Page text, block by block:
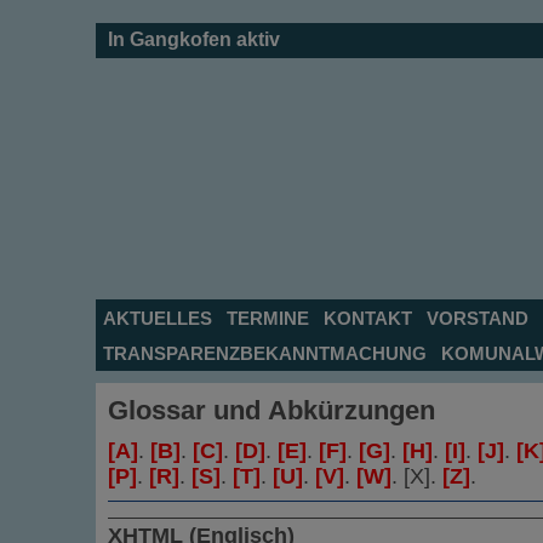
In Gangkofen aktiv
AKTUELLES TERMINE KONTAKT
VORSTAND
TRANSPARENZBEKANNTMACHUNG
Glossar und Abkürzungen
[A] . [B] . [C] . [D] . [E] . [F] . [G] . [H] . [I] . [J] .
[P] . [R] . [S] . [T] . [U] . [V] . [W] . [X]. [Z] .
XHTML (Englisch)